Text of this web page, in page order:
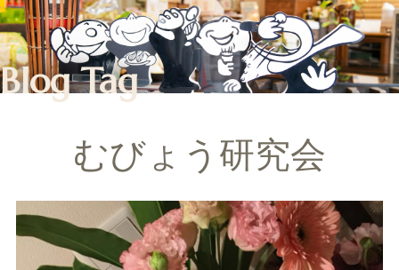
Blog Tag
むびょう研究会